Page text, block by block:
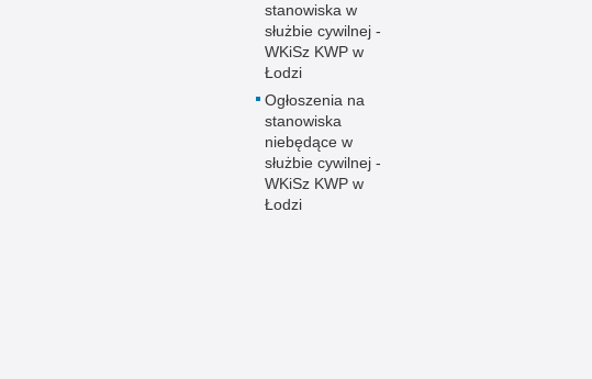
stanowiska w
służbie cywilnej -
WKiSz KWP w
Łodzi
Ogłoszenia na
stanowiska
niebędące w
służbie cywilnej -
WKiSz KWP w
Łodzi